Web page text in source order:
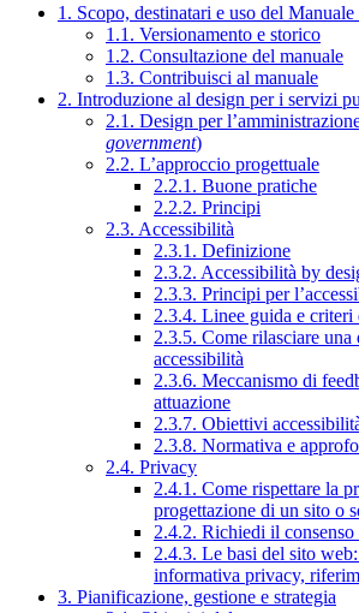
1. Scopo, destinatari e uso del
1.1. Versionamento e storico
1.2. Consultazione del manuale
1.3. Contribuisci al manuale
2. Introduzione al design per i servizi
2.1. Design per
government)
2.2. L’approccio progettuale
2.2.1. Buone pratiche
2.2.2. Principi
2.3. Accessibilità
2.3.1. Definizione
2.3.2. Accessibilità by
2.3.3. Principi per
2.3.4. Linee guida e criteri
2.3.5. Come rilasciare una
accessibilità
2.3.6. Meccanismo di
attuazione
2.3.7. Obiettivi
2.3.8. Normativa e
2.4. Privacy
2.4.1. Come rispettare la
progettazione di un sito o
2.4.2. Richiedi il consenso
2.4.3. Le basi del sito
informativa privacy,
3. Pianificazione, gestione e strategia